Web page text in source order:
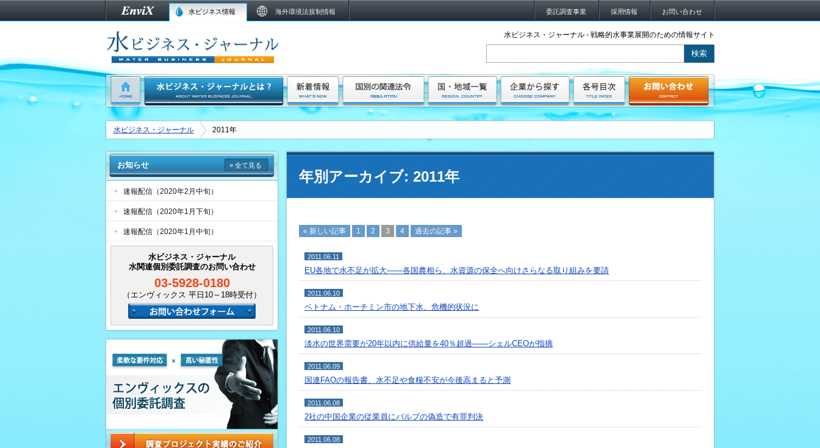
水ビジネス情報 海外環境法規制情報 委託調査事業 採用情報 お問い合わせ
水ビジネス・ジャーナル - 戦略的水事業展開のための情報サイト
水ビジネス・ジャーナル 2011年
年別アーカイブ:2011年
« 新しい記事 1 2 3 4 過去の記事 »
2011.06.11
EU各地で水不足が拡大――各国農相ら、水資源の保全へ向けさらなる取り組みを要請
2011.06.10
ベトナム・ホーチミン市の地下水、危機的状況に
2011.06.10
淡水の世界需要が20年以内に供給量を40％超過――シェルCEOが指摘
2011.06.09
国連FAOの報告書、水不足や食糧不安が今後高まると予測
2011.06.08
2社の中国企業の従業員にバルブの偽造で有罪判決
2011.06.08
お知らせ » 全て見る
速報配信（2020年2月中旬）
速報配信（2020年1月下旬）
速報配信（2020年1月中旬）
水ビジネス・ジャーナル
水関連個別委託調査のお問い合わせ
03-5928-0180
（エンヴィックス 平日10～18時受付）